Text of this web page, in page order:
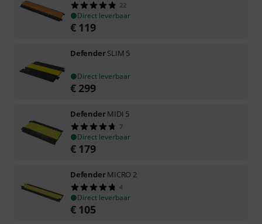
22
Direct leverbaar
€ 119
DefenderSLIM 5
Direct leverbaar
€ 299
DefenderMIDI 5
7
Direct leverbaar
€ 179
DefenderMICRO 2
4
Direct leverbaar
€ 105